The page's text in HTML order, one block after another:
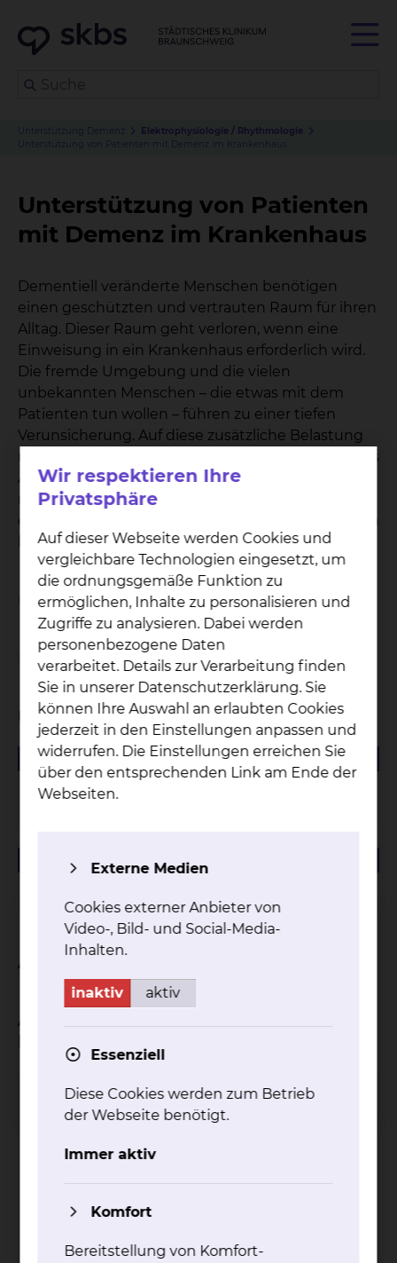
Unterstützung Demenz
Elektrophysiologie / Rhythmologie
Unterstützung von Patienten mit Demenz im Krankenhaus
Unterstützung von Patienten
mit Demenz im Krankenhaus
Dementiell veränderte Menschen benötigen
einen geschützten und vertrauten Raum für ihren
Alltag. Dieser Raum geht verloren, wenn eine
Einweisung in ein Krankenhaus erforderlich wird.
Die fremde Umgebung und die vielen
unbekannten Menschen – die etwas mit dem
Patienten tun wollen – führen zu einer tiefen
Verunsicherung. Auf diese zusätzliche Belastung
reagieren wir. Unser Ziel ist es, den Zeitrahmen des
Aufenthaltes auf das absolut notwendige Maß zu
reduzieren, indem der Aufenthalt mit den
diagnostischen und therapeutischen Maßnahmen
klar durchstrukturiert und organisiert wird.
Geplante Aufnahme
Ungeplante Aufnahme / Notfall
Unterlagen
PDF
Fragenkatalog "Menschen mit Demenz im
Krankenhaus"
151.95 KB
Ansprechpartner
Ansprechpartner und Hilfen in den
Gerontopsychiatrische Beratungsstelle
Wir respektieren Ihre
Privatsphäre
Auf dieser Webseite werden Cookies und
vergleichbare Technologien eingesetzt, um
die ordnungsgemäße Funktion zu
ermöglichen, Inhalte zu personalisieren und
Zugriffe zu analysieren. Dabei werden
personenbezogene Daten
verarbeitet. Details zur Verarbeitung finden
Sie in unserer Datenschutzerklärung. Sie
können Ihre Auswahl an erlaubten Cookies
jederzeit in den Einstellungen anpassen und
widerrufen. Die Einstellungen erreichen Sie
über den entsprechenden Link am Ende der
Webseiten.
Externe Medien
Cookies externer Anbieter von
Video-, Bild- und Social-Media-
Inhalten.
inaktiv aktiv
Essenziell
Diese Cookies werden zum Betrieb
der Webseite benötigt.
Immer aktiv
Komfort
Bereitstellung von Komfort-